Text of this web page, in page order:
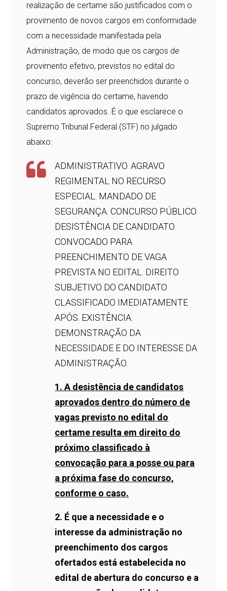
realização de certame são justificados com o
provimento de novos cargos em conformidade
com a necessidade manifestada pela
Administração, de modo que os cargos de
provimento efetivo, previstos no edital do
concurso, deverão ser preenchidos durante o
prazo de vigência do certame, havendo
candidatos aprovados. É o que esclarece o
Supremo Tribunal Federal (STF) no julgado
abaixo:
ADMINISTRATIVO. AGRAVO
REGIMENTAL NO RECURSO
ESPECIAL. MANDADO DE
SEGURANÇA. CONCURSO PÚBLICO.
DESISTÊNCIA DE CANDIDATO
CONVOCADO PARA
PREENCHIMENTO DE VAGA
PREVISTA NO EDITAL. DIREITO
SUBJETIVO DO CANDIDATO
CLASSIFICADO IMEDIATAMENTE
APÓS. EXISTÊNCIA.
DEMONSTRAÇÃO DA
NECESSIDADE E DO INTERESSE DA
ADMINISTRAÇÃO.
1. A desistência de candidatos
aprovados dentro do número de
vagas previsto no edital do
certame resulta em direito do
próximo classificado à
convocação para a posse ou para
a próxima fase do concurso,
conforme o caso.
2. É que a necessidade e o
interesse da administração no
preenchimento dos cargos
ofertados está estabelecida no
edital de abertura do concurso e a